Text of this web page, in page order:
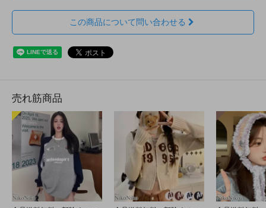
この商品について問い合わせる
売れ筋商品